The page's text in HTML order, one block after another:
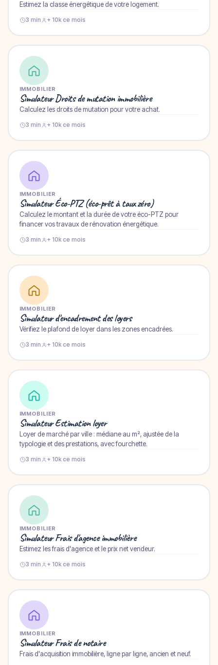
Estimez la classe énergétique de votre logement.
3 min + 10k ce mois
IMMOBILIER
Simulateur Droits de mutation immobilière
Calculez les droits de mutation pour votre achat.
3 min + 10k ce mois
IMMOBILIER
Simulateur Éco-PTZ (éco-prêt à taux zéro)
Calculez le montant et la durée de votre éco-PTZ pour
financer vos travaux de rénovation énergétique.
3 min + 10k ce mois
IMMOBILIER
Simulateur d'encadrement des loyers
Vérifiez le plafond de loyer dans les zones encadrées.
3 min + 10k ce mois
IMMOBILIER
Simulateur Estimation loyer
Loyer de marché par ville : médiane au m², ajustée de la
typologie et des prestations, avec fourchette.
3 min + 10k ce mois
IMMOBILIER
Simulateur Frais d'agence immobilière
Estimez les frais d'agence et le prix net vendeur.
3 min + 10k ce mois
IMMOBILIER
Simulateur Frais de notaire
Frais d'acquisition immobilière, ligne par ligne, ancien et neuf.